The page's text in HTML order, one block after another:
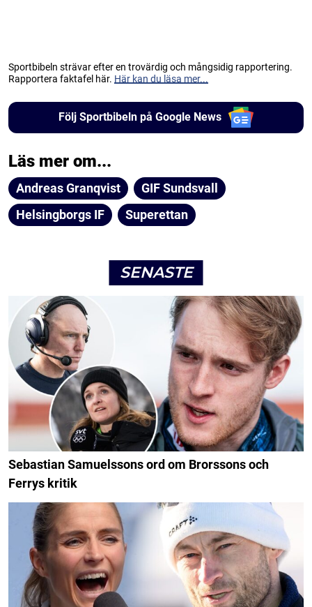
Sportbibeln strävar efter en trovärdig och mångsidig rapportering.
Rapportera faktafel här. Här kan du läsa mer...
Följ Sportbibeln på Google News
Läs mer om...
Andreas Granqvist
GIF Sundsvall
Helsingborgs IF
Superettan
SENASTE
Sebastian Samuelssons ord om Brorssons och
Ferrys kritik